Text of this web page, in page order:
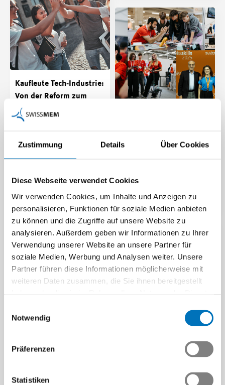
Zustimmung Details Über Cookies
Diese Webseite verwendet Cookies
Wir verwenden Cookies, um Inhalte und Anzeigen zu
personalisieren, Funktionen für soziale Medien anbieten
zu können und die Zugriffe auf unsere Website zu
analysieren. Außerdem geben wir Informationen zu Ihrer
Verwendung unserer Website an unsere Partner für
soziale Medien, Werbung und Analysen weiter. Unsere
Partner führen diese Informationen möglicherweise mit
weiteren Daten zusammen, die Sie ihnen bereitgestellt
Notwendig
Präferenzen
Statistiken
Kaufleute Tech-Industrie:
Von der Reform zum
ersten QV 2026
Mit der Reform Kaufleute
Grundbildung einen neuen
Rahmen erhalten, der…
spielerisches Entdecken und
SwissSkills…
Beitrag | 21.09.2025
Informations-Lernpfad
Was bringt die
Entwicklungsarbeiten